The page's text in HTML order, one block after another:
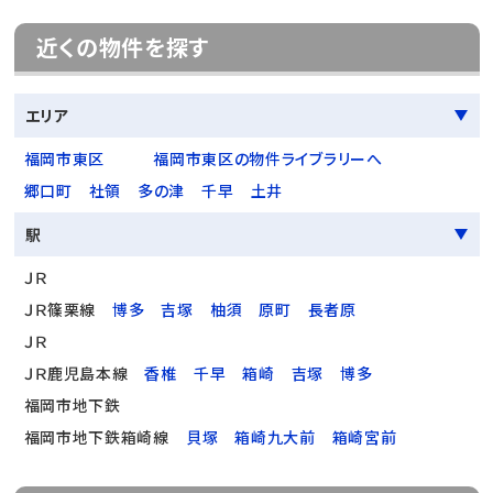
近くの物件を探す
エリア
福岡市東区
福岡市東区の物件ライブラリーへ
郷口町
社領 多の津 千早
土井
駅
ＪＲ
ＪＲ篠栗線
博多 吉塚 柚須 原町
長者原
ＪＲ
ＪＲ鹿児島本線
香椎 千早 箱崎 吉塚
博多
福岡市地下鉄
福岡市地下鉄箱崎線
貝塚 箱崎九大前 箱崎宮前